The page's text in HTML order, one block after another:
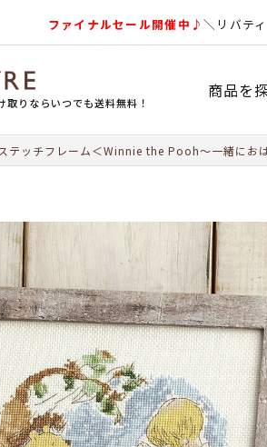
ファイナルセール開催中♪＼リバテ
りならいつでも送料無料！
商品を
テッチフレーム＜Winnie the Pooh～一緒にお